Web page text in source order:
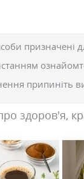
призначені
припиніть
здоров'я,